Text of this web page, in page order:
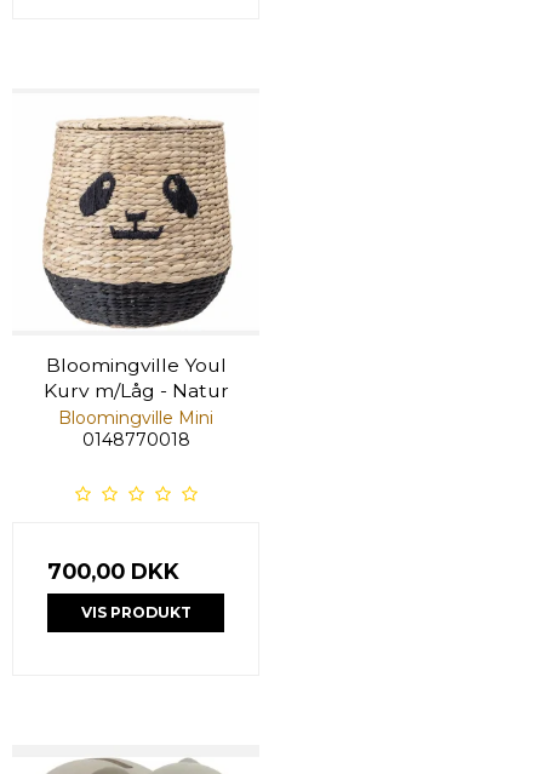
Bloomingville Youl
Kurv m/Låg - Natur
Bloomingville Mini
0148770018
700,00 DKK
VIS PRODUKT